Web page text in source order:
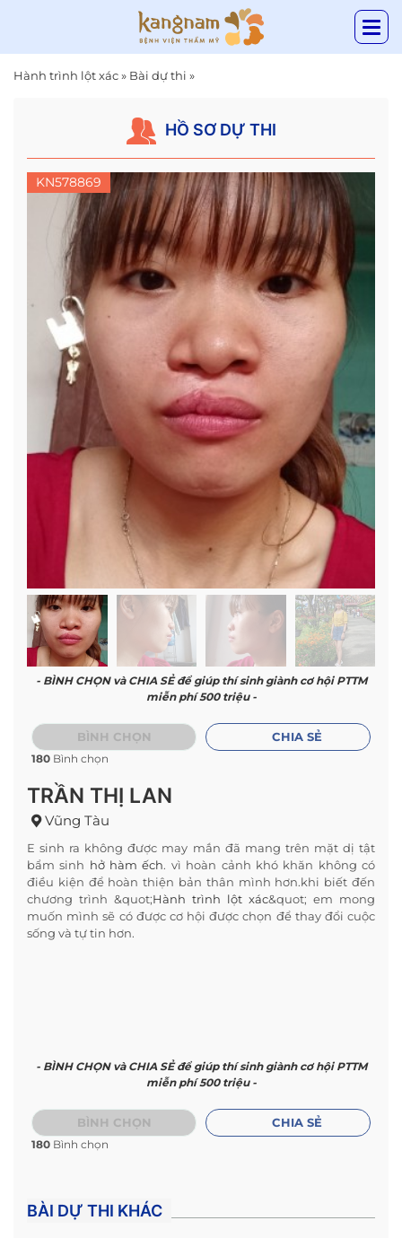
Hành trình lột xác» Bài dự thi »
HỒ SƠ DỰ THI
KN578869
- BÌNH CHỌN và CHIA SẺ để giúp thí sinh giành cơ hội PTTM
miễn phí 500 triệu -
BÌNH CHỌN
180 Bình chọn
CHIA SẺ
TRẦN THỊ LAN
Vũng Tàu
E sinh ra không được may mắn đã mang trên mặt dị tật
bẩm sinh hở hàm ếch. vì hoàn cảnh khó khăn không có
điều kiện để hoàn thiện bản thân mình hơn.khi biết đến
chương trình &quot;Hành trình lột xác&quot; em mong
muốn mình sẽ có được cơ hội được chọn để thay đổi cuộc
sống và tự tin hơn.
- BÌNH CHỌN và CHIA SẺ để giúp thí sinh giành cơ hội PTTM
miễn phí 500 triệu -
BÌNH CHỌN
180 Bình chọn
CHIA SẺ
BÀI DỰ THI KHÁC